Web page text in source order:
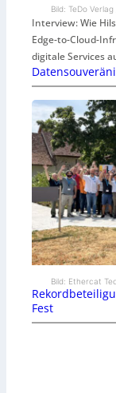
Bild: TeDo
Interview: Wie
Edge-to-Cloud-
digitale Services
Bild: Ethercat
Fest